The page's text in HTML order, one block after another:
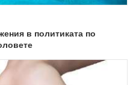
в политиката по